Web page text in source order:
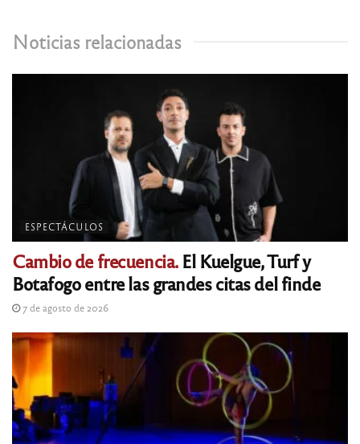
Noticias relacionadas
ESPECTÁCULOS
Cambio de frecuencia.El Kuelgue, Turf y
Botafogo entre las grandes citas del finde
7 de agosto de 2026